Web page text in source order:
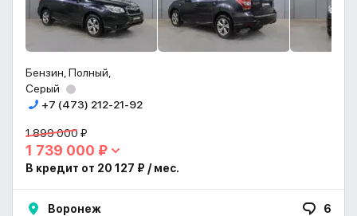
Бензин, Полный,
Серый
+7 (473) 212-21-92
1 899 000 ₽
1 739 000 ₽
В кредит от 20 127 ₽ / мес.
Воронеж 6